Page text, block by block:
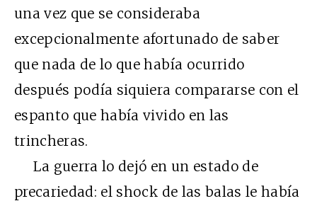
una vez que se consideraba
excepcionalmente afortunado de saber
que nada de lo que había ocurrido
después podía siquiera compararse con el
espanto que había vivido en las
trincheras.
La guerra lo dejó en un estado de
precariedad: el shock de las balas le había